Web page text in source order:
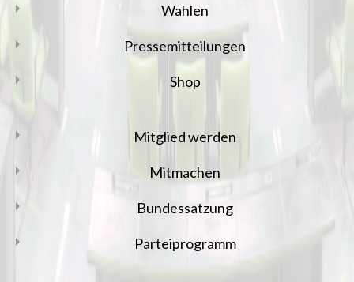
Wahlen
Pressemitteilungen
Shop
Mitglied werden
Mitmachen
Bundessatzung
Parteiprogramm